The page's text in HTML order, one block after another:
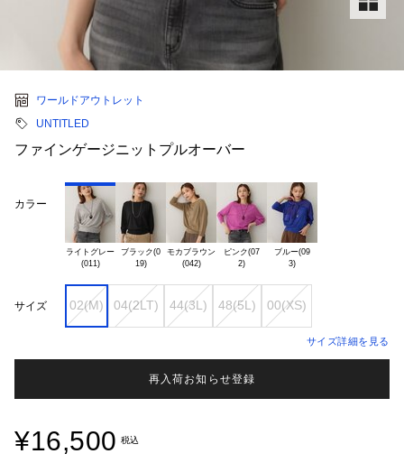
ワールドアウトレット
UNTITLED
ファインゲージニットプルオーバー
カラー
ライトグレー
(011)
ブラック(0
19)
モカブラウン
(042)
ピンク(07
ブルー(09
サイズ 02(M) 04(2LT) 44(3L) 48(5L) 00(XS)
サイズ詳細を見る
再入荷お知らせ登録
¥16,500 税込